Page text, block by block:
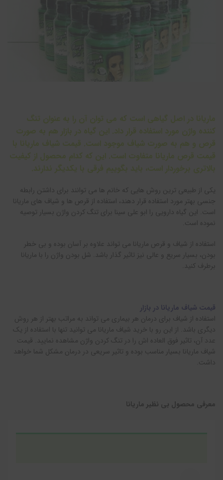
ماریانا در اصل گیاهی است که می توان آن را به عنوان تنگ
کننده واژن مورد استفاده قرار داد. این گیاه در بازار هم به صورت
قرص و هم به صورت شیاف موجود است. قیمت شیاف ماریانا با
قیمت قرص ماریانا متفاوت است. این که کدام محصول از کیفیت
بالاتری برخوردار است، باید بگوییم فرقی با یکدیگر ندارند.
یکی از طبیعی ترین روش هایی که خانم ها می توانند برای داشتن رابطه
جنسی بهتر مورد استفاده قرار دهند، استفاده از قرص ها و شیاف های ماریانا
است. این گیاه دارویی را ابو علی سینا برای تنگ کردن واژن بسیار توصیه
نموده است.
استفاده از شیاف و قرص ماریانا می تواند علاوه بر آسان بوده و بی خطر
بودن، بسیار سریع و عالی نیز تاثیر گذار باشد. شل بودن واژن را با ماریانا
برطرف کنید.
قیمت شیاف ماریانا در بازار
استفاده از شیاف برای درمان هر بیماری می تواند به مراتب بهتر از هر روش
دیگری باشد. از این رو با خرید شیاف ماریانا می توانید تنها با استفاده از یک
عدد آن، تاثیر فوق العاده اش را در تنگ کردن واژن مشاهده نمایید. قیمت
شیاف ماریانا بسیار مناسب بوده و تاثیر سریعی در درمان مشکل شما خواهد
داشت.
معرفی محصول بی نظیر ماریانا